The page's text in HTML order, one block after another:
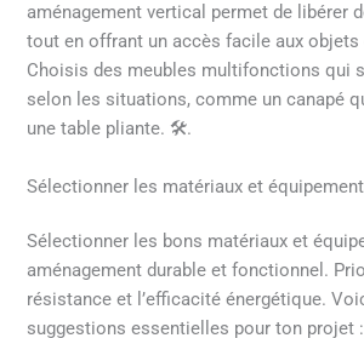
aménagement vertical permet de libérer
tout en offrant un accès facile aux objets
Choisis des meubles multifonctions qui
selon les situations, comme un canapé
une table pliante. 🛠️.
Sélectionner les matériaux et
Sélectionner les bons matériaux et
aménagement durable et fonctionnel.
résistance et l’efficacité énergétique.
suggestions essentielles pour ton projet :